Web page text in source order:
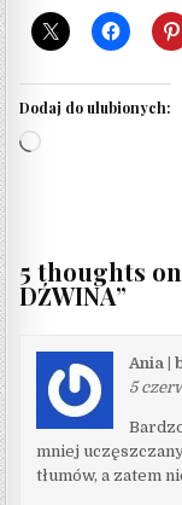
Dodaj do ulubionych:
Wczytywanie…
5 thoughts
DŹWINA”
Ania |
5
mniej
tłumów, a zatem